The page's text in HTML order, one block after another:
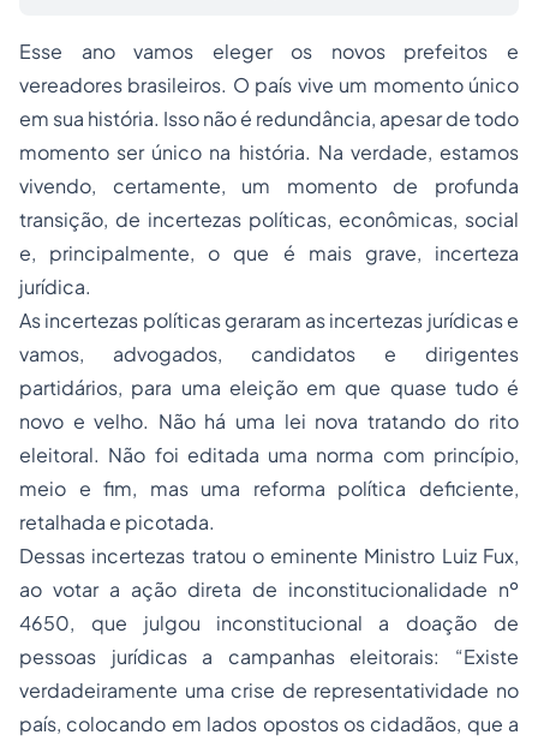
Esse ano vamos eleger os novos prefeitos e
vereadores brasileiros. O país vive um momento único
em sua história. Isso não é redundância, apesar de todo
momento ser único na história. Na verdade, estamos
vivendo, certamente, um momento de profunda
transição, de incertezas políticas, econômicas, social
e, principalmente, o que é mais grave, incerteza
jurídica.
As incertezas políticas geraram as incertezas jurídicas e
vamos, advogados, candidatos e dirigentes
partidários, para uma eleição em que quase tudo é
novo e velho. Não há uma lei nova tratando do rito
eleitoral. Não foi editada uma norma com princípio,
meio e fim, mas uma reforma política deficiente,
retalhada e picotada.
Dessas incertezas tratou o eminente Ministro Luiz Fux,
ao votar a ação direta de inconstitucionalidade nº
4650, que julgou inconstitucional a doação de
pessoas jurídicas a campanhas eleitorais: “Existe
verdadeiramente uma crise de representatividade no
país, colocando em lados opostos os cidadãos, que a